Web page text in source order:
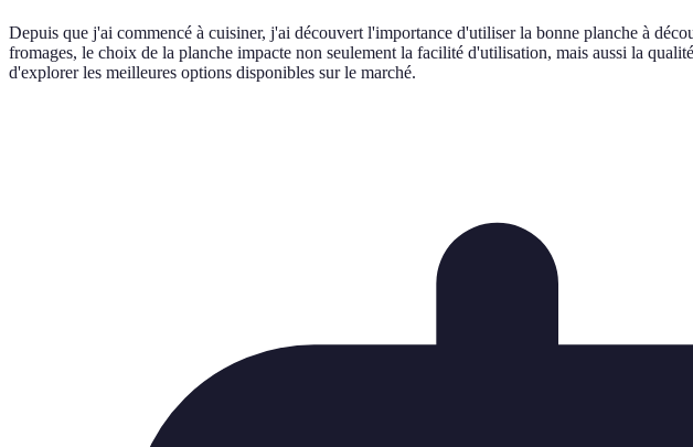
Depuis que j'ai commencé à cuisiner, j'ai découvert l'importance d'utiliser la bonne planche à
fromages, le choix de la planche impacte non seulement la facilité d'utilisation, mais aussi la
d'explorer les meilleures options disponibles sur le marché.